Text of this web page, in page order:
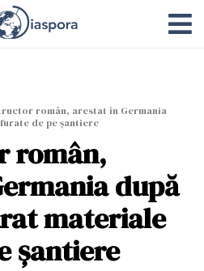
român, arestat în Germania
de pe șantiere
român,
după
materiale
șantiere